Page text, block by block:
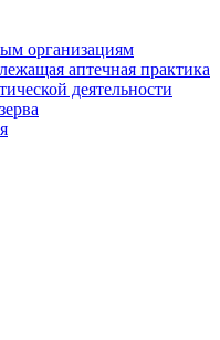
организациям
аптечная практика
деятельности